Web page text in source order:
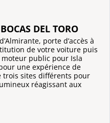
DEL TORO
porte d’accès à
de votre voiture puis
public pour Isla
une expérience de
trois sites différents pour
réagissant aux